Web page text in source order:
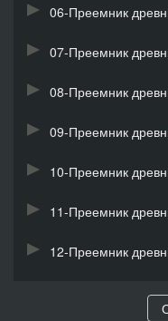
06-Преемник
07-Преемник
08-Преемник
09-Преемник
10-Преемник
11-Преемник
12-Преемник
13-Преемник